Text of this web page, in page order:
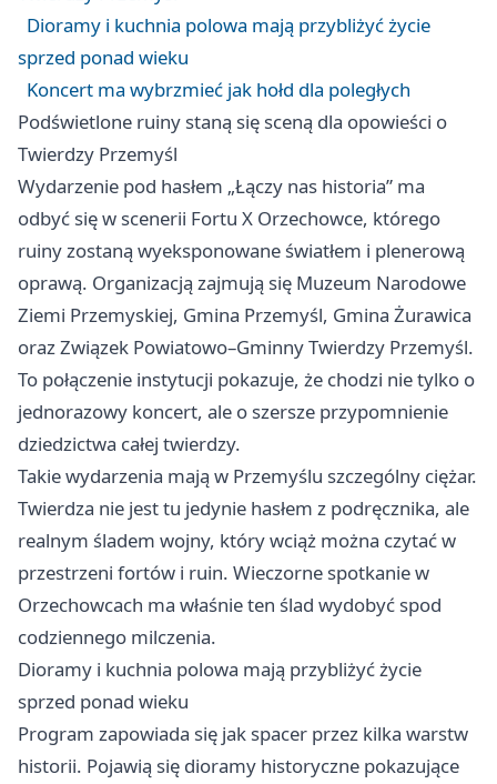
Dioramy i kuchnia polowa mają przybliżyć życie
sprzed ponad wieku
Koncert ma wybrzmieć jak hołd dla poległych
Podświetlone ruiny staną się sceną dla opowieści o
Twierdzy Przemyśl
Wydarzenie pod hasłem „Łączy nas historia” ma
odbyć się w scenerii Fortu X Orzechowce, którego
ruiny zostaną wyeksponowane światłem i plenerową
oprawą. Organizacją zajmują się Muzeum Narodowe
Ziemi Przemyskiej, Gmina Przemyśl, Gmina Żurawica
oraz Związek Powiatowo–Gminny Twierdzy Przemyśl.
To połączenie instytucji pokazuje, że chodzi nie tylko o
jednorazowy koncert, ale o szersze przypomnienie
dziedzictwa całej twierdzy.
Takie wydarzenia mają w Przemyślu szczególny ciężar.
Twierdza nie jest tu jedynie hasłem z podręcznika, ale
realnym śladem wojny, który wciąż można czytać w
przestrzeni fortów i ruin. Wieczorne spotkanie w
Orzechowcach ma właśnie ten ślad wydobyć spod
codziennego milczenia.
Dioramy i kuchnia polowa mają przybliżyć życie
sprzed ponad wieku
Program zapowiada się jak spacer przez kilka warstw
historii. Pojawią się dioramy historyczne pokazujące